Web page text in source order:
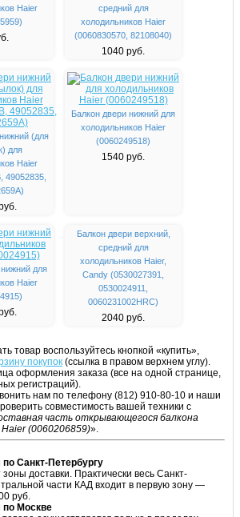
Haier
средний для
холодильников Haier
(0060830570, 82108040)
1040 руб.
(для
для
Haier
49052835,
Балкон двери нижний для
холодильников Haier
(0060249518)
1540 руб.
для
Haier
Балкон двери верхний,
средний для
холодильников Haier,
Candy (0530027391,
0530024911,
0060231002HRC)
2040 руб.
товар воспользуйтесь кнопкой «купить»,
покупок (ссылка в правом верхнем углу).
оформления заказа (все на одной странице,
регистраций).
нам по телефону (812) 910-80-10 и наши
совместимость вашей техники с
часть открывающегося балкона
(0060206859)».
Санкт-Петербургу
доставки. Практически весь Санкт-
части КАД входит в первую зону —
руб.
по Москве